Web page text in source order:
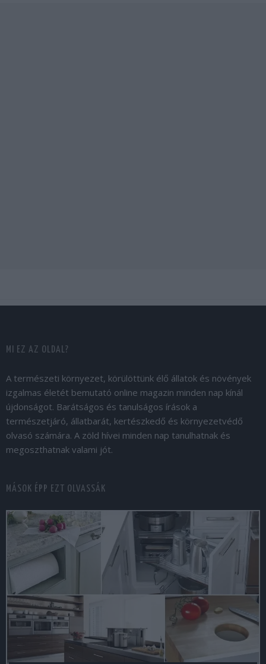
MI EZ AZ OLDAL?
A természeti környezet, körülöttünk élő állatok és növények
izgalmas életét bemutató online magazin minden nap kínál
újdonságot. Barátságos és tanulságos írások a
természetjáró, állatbarát, kertészkedő és környezetvédő
olvasó számára. A zöld hívei minden nap tanulhatnak és
megoszthatnak valami jót.
MÁSOK ÉPP EZT OLVASSÁK